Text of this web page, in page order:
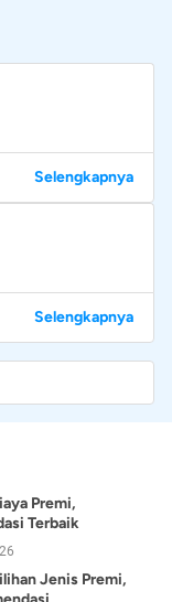
Selengkapnya
Selengkapnya
Premi,
Terbaik
Jenis Premi,